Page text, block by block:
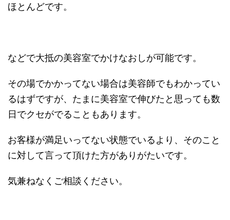
ほとんどです。
などで大抵の美容室でかけなおしが可能です。
その場でかかってない場合は美容師でもわかってい
るはずですが、たまに美容室で伸びたと思っても数
日でクセがでることもあります。
お客様が満足いってない状態でいるより、そのこと
に対して言って頂けた方がありがたいです。
気兼ねなくご相談ください。